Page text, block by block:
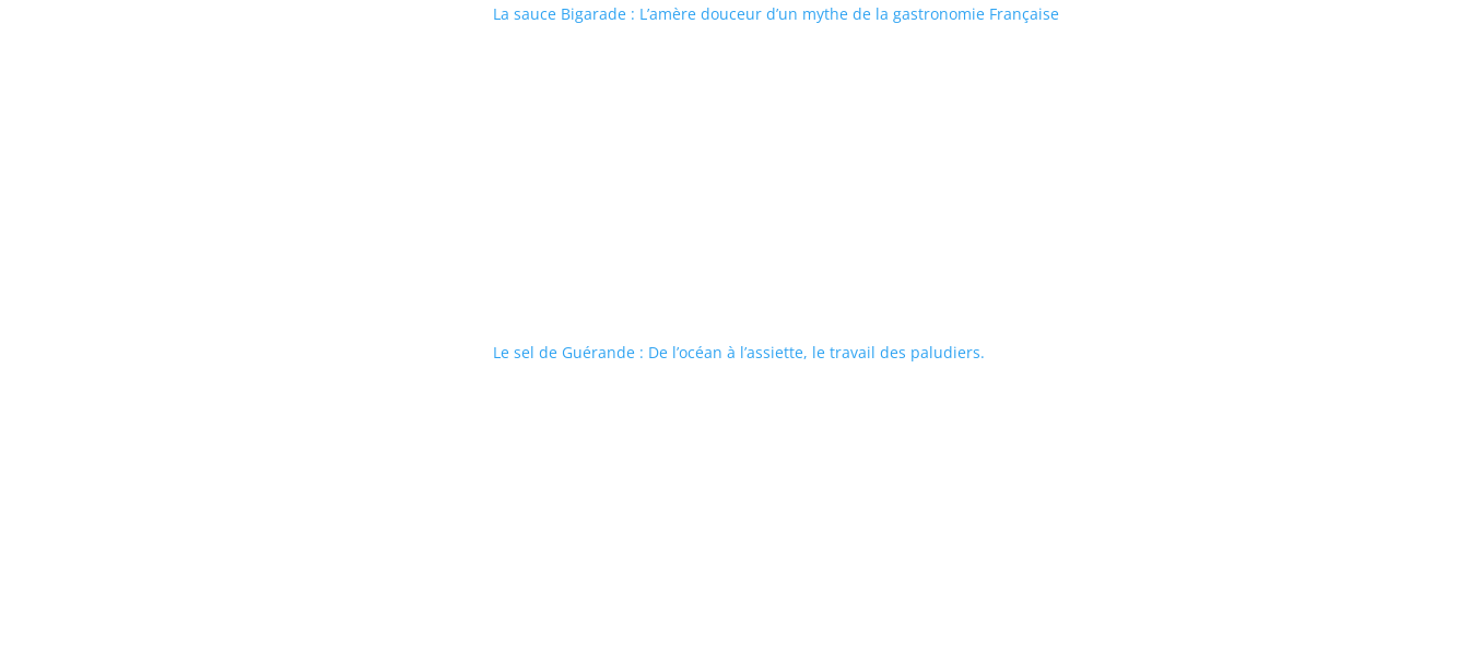
La sauce Bigarade : L’amère douceur d’un mythe de la gastronomie Française
Le sel de Guérande : De l’océan à l’assiette, le travail des paludiers.